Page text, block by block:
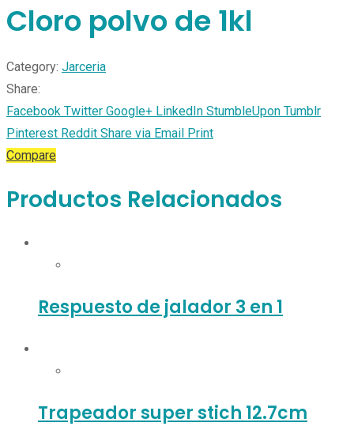
Cloro polvo de 1kl
Category: Jarceria
Share:
Facebook Twitter Google+ LinkedIn StumbleUpon Tumblr
Pinterest Reddit Share via Email Print
Compare
Productos Relacionados
Respuesto de jalador 3 en 1
Trapeador super stich 12.7cm